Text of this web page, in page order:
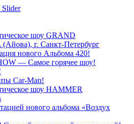
шоу GRAND
г. Санкт-Петербург
нового Альбома 420!
— Самое горячее шоу!
Car-Man!
шоу HAMMER
нового альбома «Воздух